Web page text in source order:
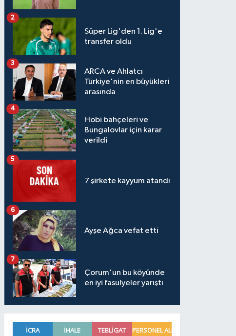
Süper Lig'den 1. Lig'e
transfer oldu
2
ARCA ve Ahlatcı
Türkiye'nin en büyükleri
arasında
3
Hobi bahçeleri ve
Bungalovlar için karar
verildi
4
7 şirkete kayyum atandı
5
Ayşe Ağca vefat etti
6
Çorum'un bu köyünde
en iyi fasulyeler yarıştı
7